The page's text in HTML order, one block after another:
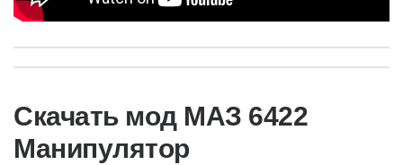
Скачать мод МАЗ 6422
Манипулятор